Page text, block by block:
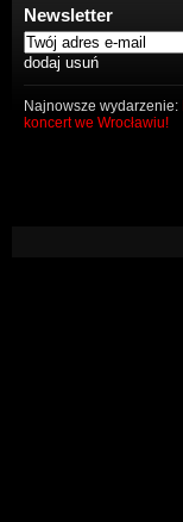
Newsletter
Najnowsze wydarzenie:
koncert we Wrocławiu!